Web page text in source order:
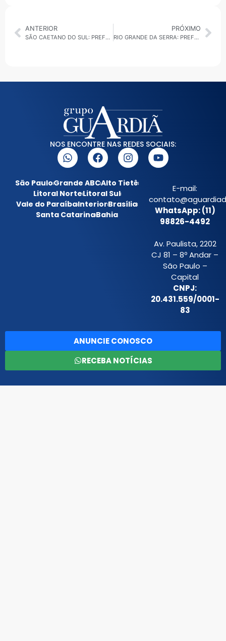
ANTERIOR
SÃO CAETANO DO SUL: PREFEITURA CANCELA SHOWS PARA CONTER GASTOS PÚBLICOS
PRÓXIMO
RIO GRANDE DA SERRA: PREFEITURA FECHA PARCERIA PARA CURSINHO PRÉ-VESTIBULAR
NOS ENCONTRE NAS REDES SOCIAIS:
São PauloGrande ABCAlto Tietê
Litoral NorteLitoral Sul
Vale do ParaíbaInteriorBrasília
Santa CatarinaBahia
E-mail:
WhatsApp: (11)
98826-4492
Av. Paulista, 2202
CJ 81 – 8º Andar –
São Paulo –
Capital
CNPJ:
20.431.559/0001-
83
ANUNCIE CONOSCO
RECEBA NOTÍCIAS